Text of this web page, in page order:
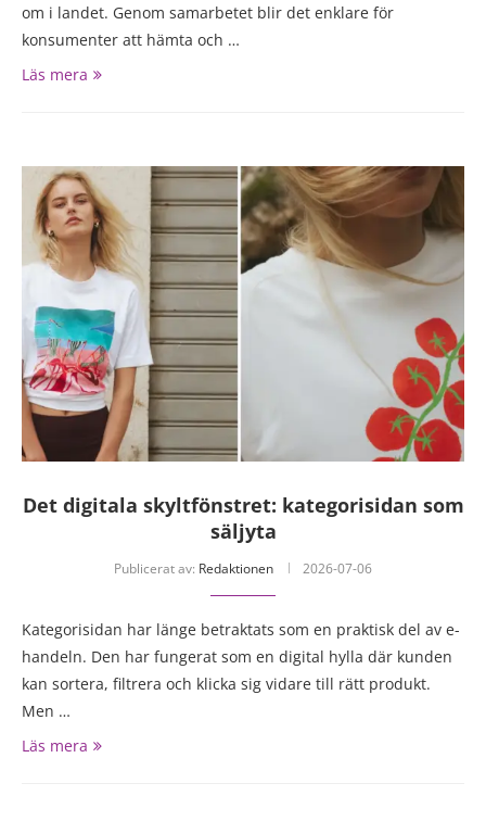
om i landet. Genom samarbetet blir det enklare för
konsumenter att hämta och …
Läs mera
Det digitala skyltfönstret: kategorisidan som
säljyta
Publicerat av: Redaktionen 2026-07-06
Kategorisidan har länge betraktats som en praktisk del av e-
handeln. Den har fungerat som en digital hylla där kunden
kan sortera, filtrera och klicka sig vidare till rätt produkt.
Men …
Läs mera